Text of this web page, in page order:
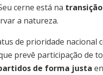
cerne está na
a natureza.
de prioridade nacional
prevê participação de
de forma justa